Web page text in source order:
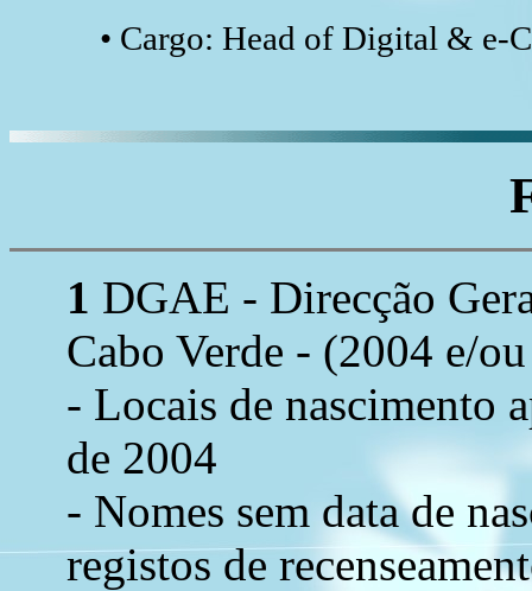
• Cargo: Head of Digital & e-
1 DGAE - Direcção
Cabo Verde - (2004 e/
- Locais de nascimento
de 2004
- Nomes sem data de
registos de